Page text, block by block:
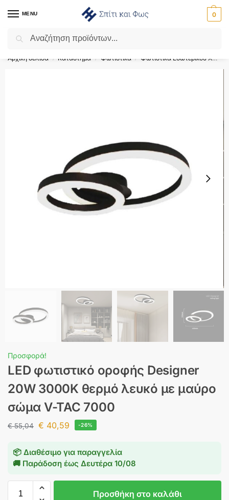
MENU 0
Flash Sale ⚡ 10% Έκπτωση με τον κωδικό ‘SPRING’!
Αρχική σελίδα / Κατάστημα / Φωτιστικά / Φωτιστικά Εσωτερικού Χώρου
Προσφορά!
LED φωτιστικό οροφής Designer
20W 3000Κ θερμό λευκό με μαύρο
σώμα V-TAC 7000
€55,04 € 40,59 -26%
📦 Διαθέσιμο για παραγγελία
🚚 Παράδοση έως Δευτέρα 10/08
Προσθήκη στο καλάθι